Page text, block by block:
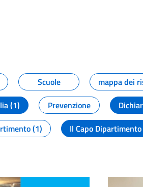
Scuole
mappa dei
(1) Prevenzione
(1) Il Capo